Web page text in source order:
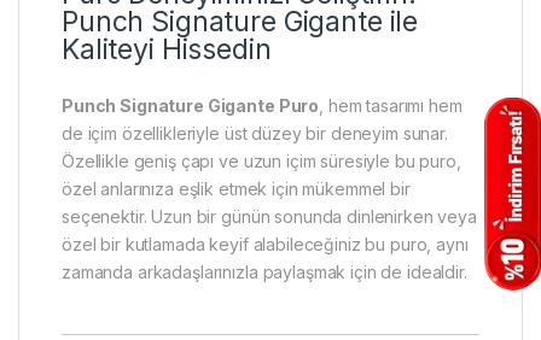
Punch Signature Gigante ile
Kaliteyi Hissedin
Punch Signature Gigante Puro , hem tasarımı hem
de içim özellikleriyle üst düzey bir deneyim sunar.
Özellikle geniş çapı ve uzun içim süresiyle bu puro,
özel anlarınıza eşlik etmek için mükemmel bir
seçenektir. Uzun bir günün sonunda dinlenirken veya
özel bir kutlamada keyif alabileceğiniz bu puro, aynı
zamanda arkadaşlarınızla paylaşmak için de idealdir.